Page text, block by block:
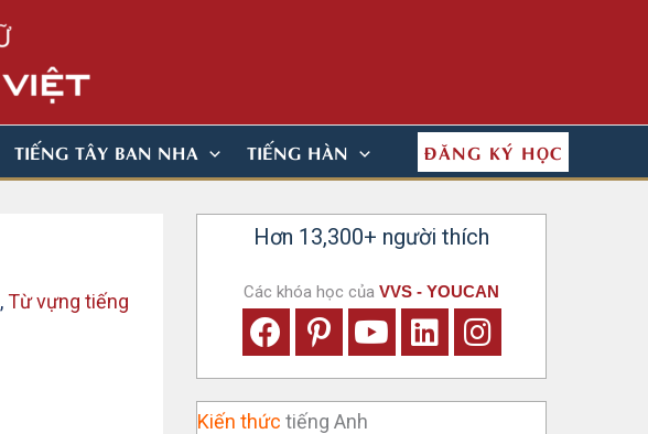
TIẾNG TÂY BAN NHA TIẾNG HÀN ĐĂNG KÝ HỌC
,Từ vựng tiếng
Hơn 13,300+ người thích
Các khóa học của VVS - YOUCAN
Kiến thức tiếng Anh